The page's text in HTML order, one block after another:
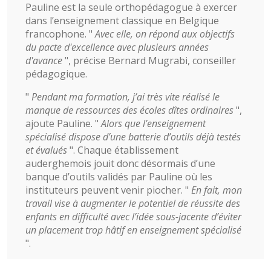
Pauline est la seule orthopédagogue à exercer
dans l’enseignement classique en Belgique
francophone. "Avec elle, on répond aux objectifs
du pacte d'excellence avec plusieurs années
d'avance", précise Bernard Mugrabi, conseiller
pédagogique.
" Pendant ma formation, j’ai très vite réalisé le
manque de ressources des écoles dîtes ordinaires",
ajoute Pauline. "Alors que l’enseignement
spécialisé dispose d’une batterie d’outils déjà testés
et évalués". Chaque établissement
auderghemois jouit donc désormais d’une
banque d’outils validés par Pauline où les
instituteurs peuvent venir piocher. " En fait, mon
travail vise à augmenter le potentiel de réussite des
enfants en difficulté avec l’idée sous-jacente d’éviter
un placement trop hâtif en enseignement spécialisé
".